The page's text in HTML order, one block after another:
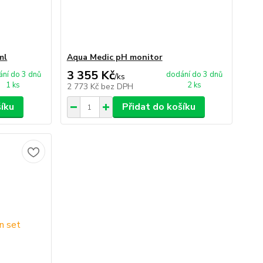
do 3 dnů
1 ks
Aqua Medic pH monitor
3 355 Kč/ks
2 773 Kč bez DPH
dodání do 3 dnů
2 ks
Přidat do košíku